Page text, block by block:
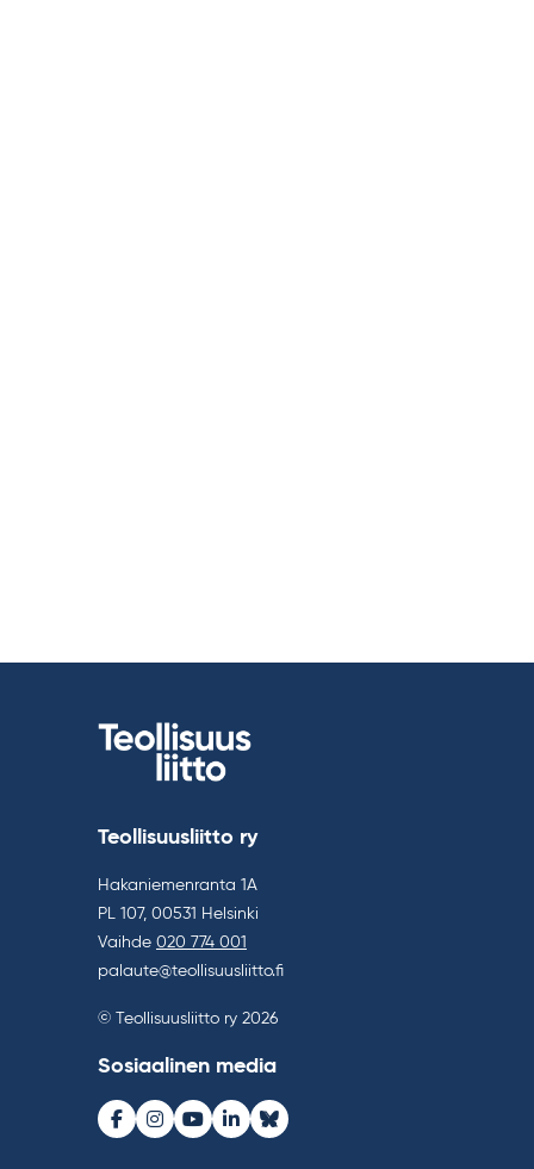
Teollisuusliitto ry
Hakaniemenranta 1A
PL 107, 00531 Helsinki
Vaihde 020 774 001
palaute@teollisuusliitto.fi
© Teollisuusliitto ry 2026
Sosiaalinen media
Facebook
Instagram
Youtube
LinkedInBluesky